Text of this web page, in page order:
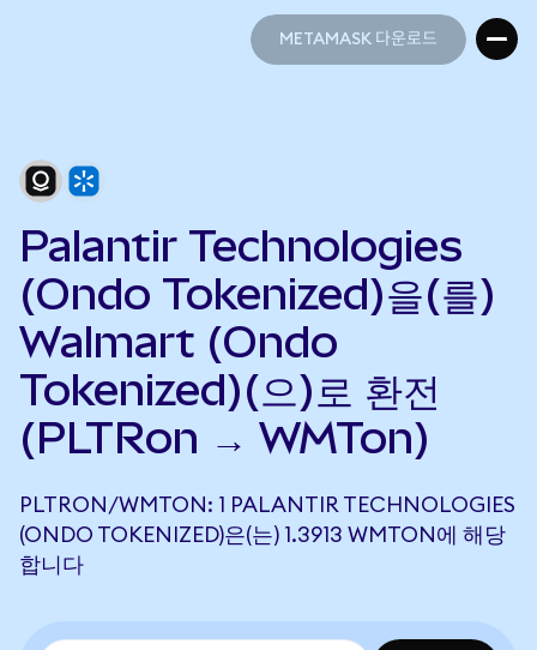
METAMASK 다운로드
Palantir Technologies
(Ondo Tokenized)을(를)
Walmart (Ondo
Tokenized)(으)로 환전
(PLTRon → WMTon)
PLTRON/WMTON: 1 PALANTIR TECHNOLOGIES
(ONDO TOKENIZED)은(는) 1.3913 WMTON에 해당
합니다